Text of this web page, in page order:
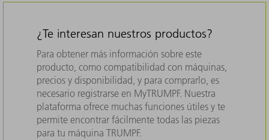
¿Te interesan nuestros productos?
Para obtener más información sobre este
producto, como compatibilidad con máquinas,
precios y disponibilidad, y para comprarlo, es
necesario registrarse en MyTRUMPF. Nuestra
plataforma ofrece muchas funciones útiles y te
permite encontrar fácilmente todas las piezas
para tu máquina TRUMPF.